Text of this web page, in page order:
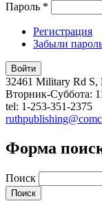
Пароль *
Регистрация
Забыли
32461 Military Rd S,
Вторник-Суббота:
tel: 1-253-351-2375
Форма
Поиск